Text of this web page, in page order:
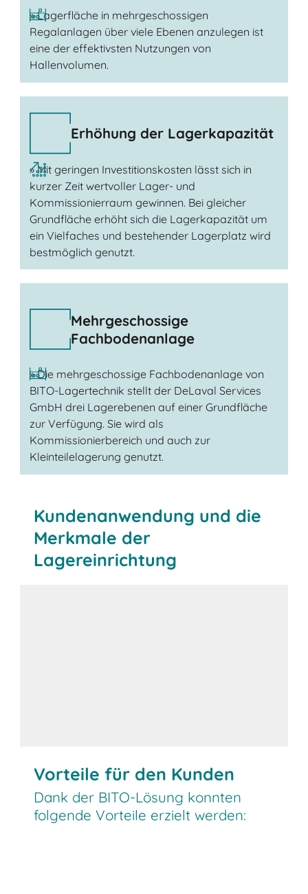
» Lagerfläche in mehrgeschossigen
Regalanlagen über viele Ebenen anzulegen ist
eine der effektivsten Nutzungen von
Hallenvolumen.
Erhöhung der Lagerkapazität
» Mit geringen Investitionskosten lässt sich in
kurzer Zeit wertvoller Lager- und
Kommissionierraum gewinnen. Bei gleicher
Grundfläche erhöht sich die Lagerkapazität um
ein Vielfaches und bestehender Lagerplatz wird
bestmöglich genutzt.
Mehrgeschossige
Fachbodenanlage
» Die mehrgeschossige Fachbodenanlage von
BITO-Lagertechnik stellt der DeLaval Services
GmbH drei Lagerebenen auf einer Grundfläche
zur Verfügung. Sie wird als
Kommissionierbereich und auch zur
Kleinteilelagerung genutzt.
Kundenanwendung und die
Merkmale der
Lagereinrichtung
Vorteile für den Kunden
Dank der BITO-Lösung konnten
folgende Vorteile erzielt werden: